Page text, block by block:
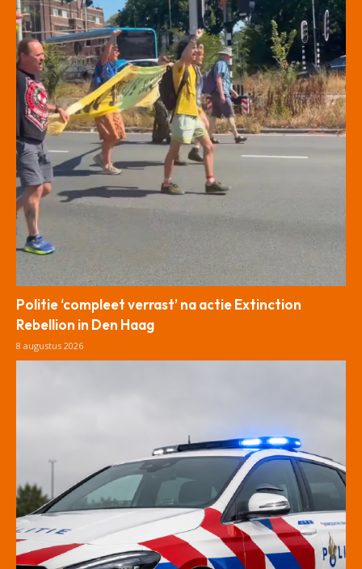
Politie ‘compleet verrast’ na actie Extinction
Rebellion in Den Haag
8 augustus 2026